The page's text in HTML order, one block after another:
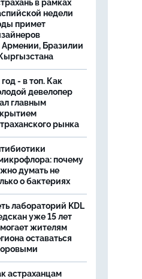
в рамках
недели
примет
Армении, Бразилии
год - в топ. Как
девелопер
главным
рынка
почему
думать не
о бактериях
лабораторий KDL
уже 15 лет
жителям
оставаться
астраханцам